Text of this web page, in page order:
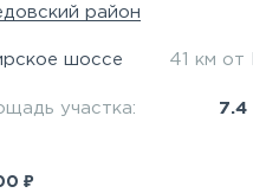
район
шоссе 41 км от
участка: 7.4
₽